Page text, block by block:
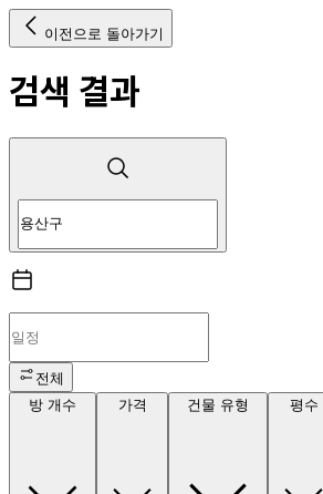
이전으로 돌아가기
검색 결과
전체
방 개수
가격 건물 유형 평수